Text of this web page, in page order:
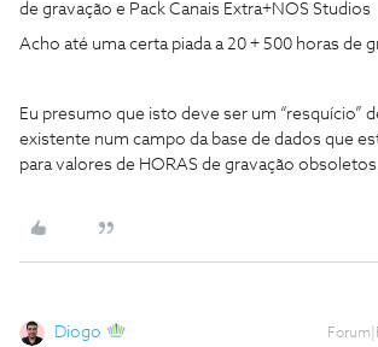
de gravação e Pack Canais Extra+NOS Studios
Acho até uma certa piada a 20 + 500 horas de
Eu presumo que isto deve ser um “resquício”
existente num campo da base de dados que
para valores de HORAS de gravação
Diogo